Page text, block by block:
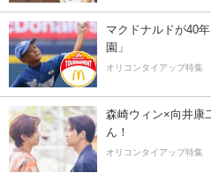
マクドナルドが40
園」
オリコンタイアップ特集
森崎ウィン×向井康
ん！
オリコンタイアップ特集